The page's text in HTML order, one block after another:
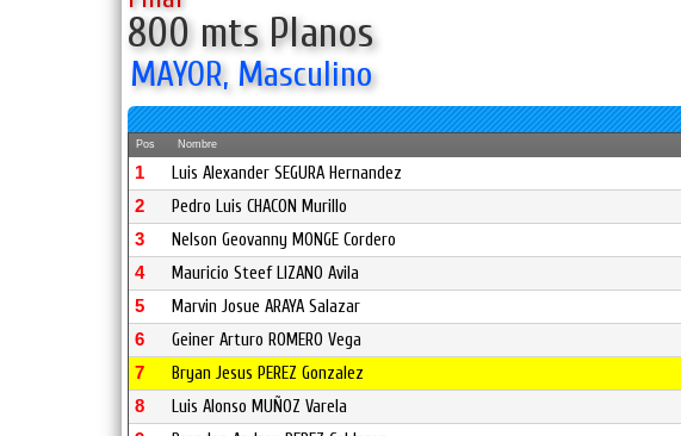
800 mts Planos
MAYOR, Masculino
Pos Nombre
1 Luis Alexander SEGURA Hernandez
2 Pedro Luis CHACON Murillo
3 Nelson Geovanny MONGE Cordero
4 Mauricio Steef LIZANO Avila
5 Marvin Josue ARAYA Salazar
6 Geiner Arturo ROMERO Vega
7 Bryan Jesus PEREZ Gonzalez
8 Luis Alonso MUÑOZ Varela